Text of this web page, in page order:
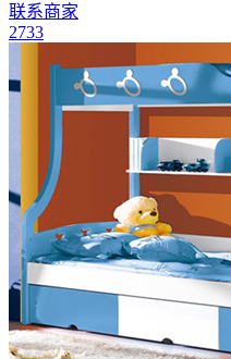
联系商家
2733